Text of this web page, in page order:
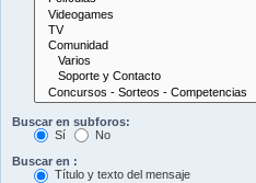
Buscar en subforos:
Sí
No
Buscar en :
Título y texto del mensaje